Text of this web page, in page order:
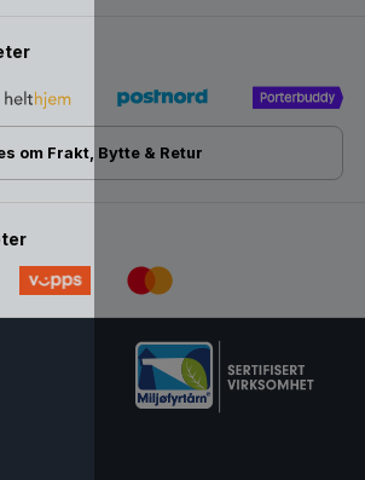
om Frakt, Bytte & Retur